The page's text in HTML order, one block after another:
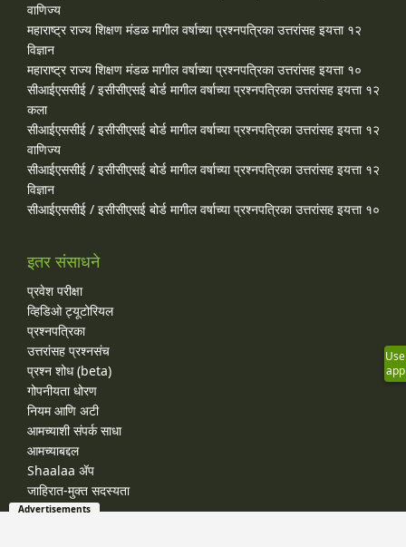
वाणिज्य
महाराष्ट्र राज्य शिक्षण मंडळ मागील वर्षाच्या प्रश्‍नपत्रिका उत्तरांसह इयत्ता १२
विज्ञान
महाराष्ट्र राज्य शिक्षण मंडळ मागील वर्षाच्या प्रश्‍नपत्रिका उत्तरांसह इयत्ता १०
सीआईएससीई / इसीसीएसई बोर्ड मागील वर्षाच्या प्रश्‍नपत्रिका उत्तरांसह इयत्ता १२
कला
सीआईएससीई / इसीसीएसई बोर्ड मागील वर्षाच्या प्रश्‍नपत्रिका उत्तरांसह इयत्ता १२
वाणिज्य
सीआईएससीई / इसीसीएसई बोर्ड मागील वर्षाच्या प्रश्‍नपत्रिका उत्तरांसह इयत्ता १२
विज्ञान
सीआईएससीई / इसीसीएसई बोर्ड मागील वर्षाच्या प्रश्‍नपत्रिका उत्तरांसह इयत्ता १०
इतर संसाधने
प्रवेश परीक्षा
व्हिडिओ ट्यूटोरियल
प्रश्नपत्रिका
उत्तरांसह प्रश्नसंच
प्रश्न शोध (beta)
गोपनीयता धोरण
नियम आणि अटी
आमच्याशी संपर्क साधा
आमच्याबद्दल
Shaalaa ॲप
जाहिरात-मुक्त सदस्यता
Use
app
Advertisements